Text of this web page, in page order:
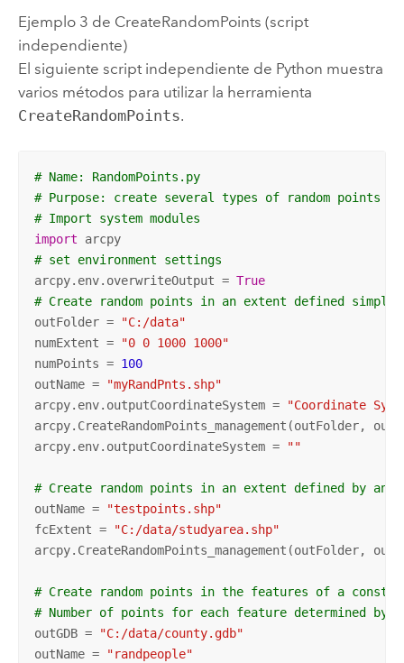
Ejemplo 3 de CreateRandomPoints (script
independiente)
El siguiente script independiente de Python muestra
varios métodos para utilizar la herramienta
CreateRandomPoints.
# Name: RandomPoints.py
# Purpose: create several types of random points
# Import system modules
import
arcpy
# set environment settings
arcpy.env.overwriteOutput = True
# Create random points in an extent defined simply
outFolder =
"C:/data"
numExtent =
"0 0 1000 1000"
numPoints = 100
outName =
"myRandPnts.shp"
arcpy.env.outputCoordinateSystem =
"Coordinate
arcpy.CreateRandomPoints_management(outFolder,
arcpy.env.outputCoordinateSystem =
""
# Create random points in an extent defined by
outName =
"testpoints.shp"
fcExtent =
"C:/data/studyarea.shp"
arcpy.CreateRandomPoints_management(outFolder,
# Create random points in the features of a
# Number of points for each feature determined
outGDB =
"C:/data/county.gdb"
outName =
"randpeople"